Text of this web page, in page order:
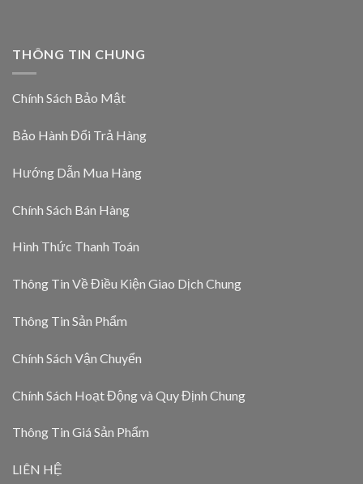
THÔNG TIN CHUNG
Chính Sách Bảo Mật
Bảo Hành Đổi Trả Hàng
Hướng Dẫn Mua Hàng
Chính Sách Bán Hàng
Hình Thức Thanh Toán
Thông Tin Về Điều Kiện Giao Dịch Chung
Thông Tin Sản Phẩm
Chính Sách Vận Chuyển
Chính Sách Hoạt Động và Quy Định Chung
Thông Tin Giá Sản Phẩm
LIÊN HỆ